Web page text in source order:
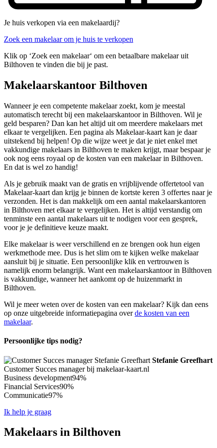
Je huis verkopen via een makelaardij?
Zoek een makelaar om je huis te verkopen
Klik op ‘Zoek een makelaar‘ om een betaalbare makelaar uit
Bilthoven te vinden die bij je past.
Makelaarskantoor Bilthoven
Wanneer je een competente makelaar zoekt, kom je meestal
automatisch terecht bij een makelaarskantoor in Bilthoven. Wil je
geld besparen? Dan kan het altijd uit om meerdere makelaars met
elkaar te vergelijken. Een pagina als Makelaar-kaart kan je daar
uitstekend bij helpen! Op die wijze weet je dat je niet enkel met
vakkundige makelaars in Bilthoven te maken krijgt, maar bespaar je
ook nog eens royaal op de kosten van een makelaar in Bilthoven.
En dat is wel zo handig!
Als je gebruik maakt van de gratis en vrijblijvende offertetool van
Makelaar-kaart dan krijg je binnen de kortste keren 3 offertes naar je
verzonden. Het is dan makkelijk om een aantal makelaarskantoren
in Bilthoven met elkaar te vergelijken. Het is altijd verstandig om
tenminste een aantal makelaars uit te nodigen voor een gesprek,
voor je je definitieve keuze maakt.
Elke makelaar is weer verschillend en ze brengen ook hun eigen
werkmethode mee. Dus is het slim om te kijken welke makelaar
aansluit bij je situatie. Een persoonlijke klik en vertrouwen is
namelijk enorm belangrijk. Want een makelaarskantoor in Bilthoven
is vakkundige, wanneer het aankomt op de huizenmarkt in
Bilthoven.
Wil je meer weten over de kosten van een makelaar? Kijk dan eens
op onze uitgebreide informatiepagina overde kosten van een
makelaar.
Persoonlijke tips nodig?
Stefanie Greefhart
Customer Succes manager bij makelaar-kaart.nl
Business development94%
Financial Services90%
Communicatie97%
Ik help je graag
Makelaars in Bilthoven